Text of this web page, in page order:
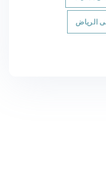
الرياض